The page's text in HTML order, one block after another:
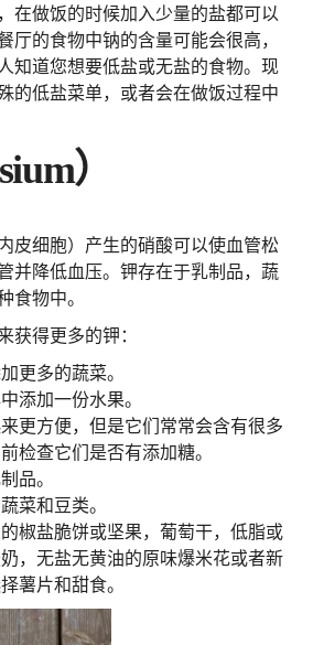
在做饭的时候加入少量的盐都可以
厅的食物中钠的含量可能会很高，
知道您想要低盐或无盐的食物。现
的低盐菜单，或者会在做饭过程中
）
皮细胞）产生的硝酸可以使血管松
并降低血压。钾存在于乳制品，蔬
食物中。
获得更多的钾：
更多的蔬菜。
添加一份水果。
更方便，但是它们常常会含有很多
检查它们是否有添加糖。
品。
菜和豆类。
椒盐脆饼或坚果，葡萄干，低脂或
，无盐无黄油的原味爆米花或者新
薯片和甜食。